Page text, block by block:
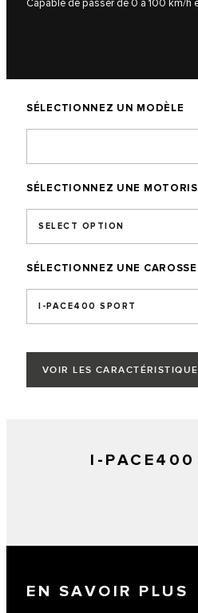
Capable de passer de 0 à 100 km/h
SÉLECTIONNEZ UN MODÈLE
SÉLECTIONNEZ UNE
SELECT OPTION
SÉLECTIONNEZ UNE
I-PACE400 SPORT
VOIR LES
I-PACE400
EN SAVOIR PLUS